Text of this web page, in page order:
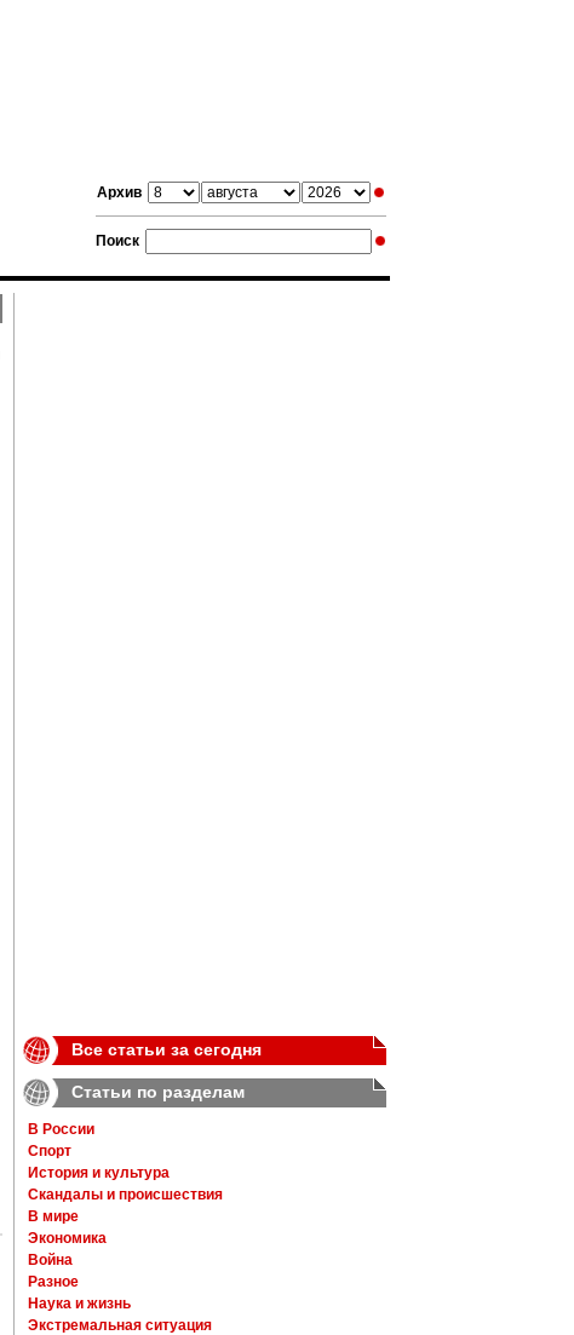
Архив
Поиск
Все статьи за сегодня
Статьи по разделам
В России
Спорт
История и культура
Скандалы и происшествия
В мире
Экономика
Война
Разное
Наука и жизнь
Экстремальная ситуация